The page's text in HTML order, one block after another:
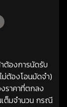
ต้องการนัดรับ
ม่ต้องโอนมัดจำ)
ราคาที่ตกลง
ต็มจำนวน กรณี